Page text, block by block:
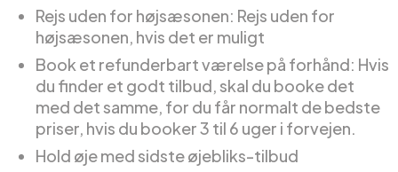
Rejs uden for højsæsonen: Rejs uden for
højsæsonen, hvis det er muligt
Book et refunderbart værelse på forhånd: Hvis
du finder et godt tilbud, skal du booke det
med det samme, for du får normalt de bedste
priser, hvis du booker 3 til 6 uger i forvejen.
Hold øje med sidste øjebliks-tilbud